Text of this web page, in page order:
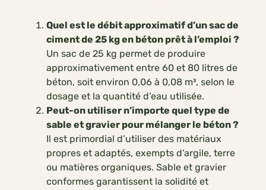
Quel est le débit approximatif d’un sac de
ciment de 25 kg en béton prêt à l’emploi ?
Un sac de 25 kg permet de produire
approximativement entre 60 et 80 litres de
béton, soit environ 0,06 à 0,08 m³, selon le
dosage et la quantité d’eau utilisée.
Peut-on utiliser n’importe quel type de
sable et gravier pour mélanger le béton ?
Il est primordial d’utiliser des matériaux
propres et adaptés, exempts d’argile, terre
ou matières organiques. Sable et gravier
conformes garantissent la solidité et